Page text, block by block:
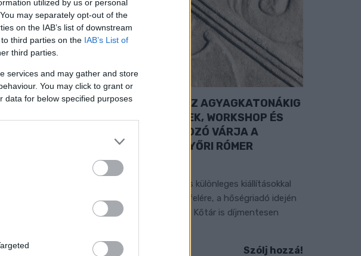
utilized by us or personal
may separately opt-out of the
on the IAB’s list of downstream
third parties on the IAB’s List of
third parties.
services and may gather and store
You may click to grant or
data for below specified purposesA RÓMAIAKTÓL AZ AGYAGKATONÁKIG
– TÁRLATVEZETÉSEK, WORKSHOP ÉS
KÖZÖNSÉGTALÁLKOZÓ VÁRJA A
LÁTOGATÓKAT A GYŐRI RÓMER
MÚZEUMBAN
Ingyenes programokkal és különleges kiállításokkal
készülnek a hét második felére, a hőségriadó idején
ráadásul a Várkazamata – Kőtár is díjmentesen
Szólj hozzá!